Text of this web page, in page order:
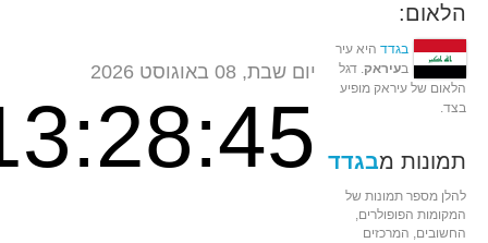
הלאום:
בגדד היא עיר
בעיראק. דגל
הלאום של עיראק מופיע
בצד.
תמונות מבגדד
להלן מספר תמונות של
המקומות הפופולרים,
החשובים, המרכזים
יום שבת, 08 באוגוסט 2026